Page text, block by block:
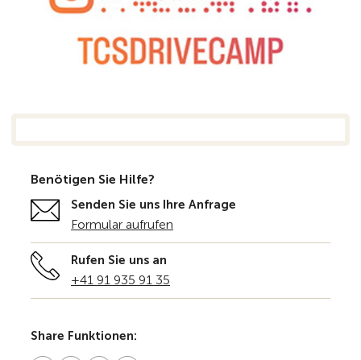
Benötigen Sie Hilfe?
Senden Sie uns Ihre Anfrage
Formular aufrufen
Rufen Sie uns an
+41 91 935 91 35
Share Funktionen: